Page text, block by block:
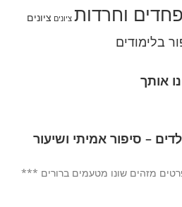
פחדים וחרדות ציונים ציונים
בלימודים
אותך
– סיפור אמיתי ושיעור
מזהים שונו מטעמים ברורים ***